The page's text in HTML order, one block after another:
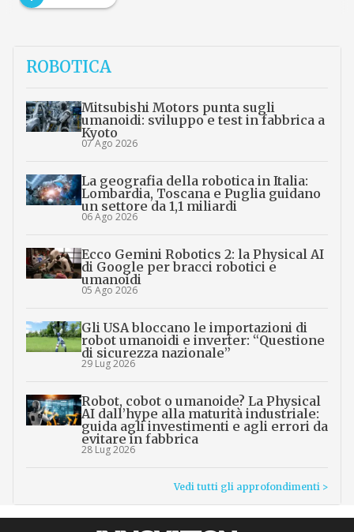
ROBOTICA
Mitsubishi Motors punta sugli
umanoidi: sviluppo e test in fabbrica a
Kyoto
07 Ago 2026
La geografia della robotica in Italia:
Lombardia, Toscana e Puglia guidano
un settore da 1,1 miliardi
06 Ago 2026
Ecco Gemini Robotics 2: la Physical AI
di Google per bracci robotici e
umanoidi
05 Ago 2026
Gli USA bloccano le importazioni di
robot umanoidi e inverter: “Questione
di sicurezza nazionale”
29 Lug 2026
Robot, cobot o umanoide? La Physical
AI dall’hype alla maturità industriale:
guida agli investimenti e agli errori da
evitare in fabbrica
28 Lug 2026
Vedi tutti gli approfondimenti >